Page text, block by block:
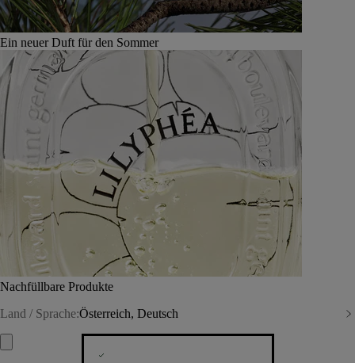
Ein neuer Duft für den Sommer
Nachfüllbare Produkte
Land / Sprache:Österreich, Deutsch